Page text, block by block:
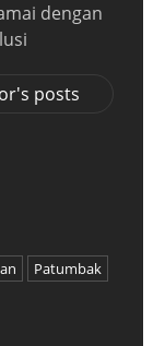
dengan
posts
Patumbak